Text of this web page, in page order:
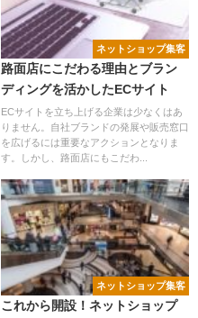
ネットショップ集客
路面店にこだわる理由とブラン
ディングを活かしたECサイト
ECサイトを立ち上げる企業は少なくはあ
りません。自社ブランドの発展や販売窓口
を広げるには重要なアクションとなりま
す。しかし、路面店にもこだわ...
ネットショップ集客
これから開設！ネットショップ